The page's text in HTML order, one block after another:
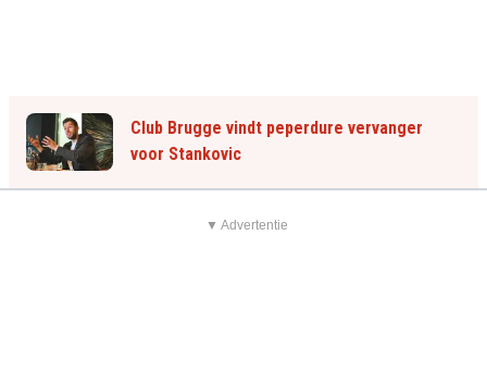
Club Brugge vindt peperdure vervanger
voor Stankovic
▼ Advertentie